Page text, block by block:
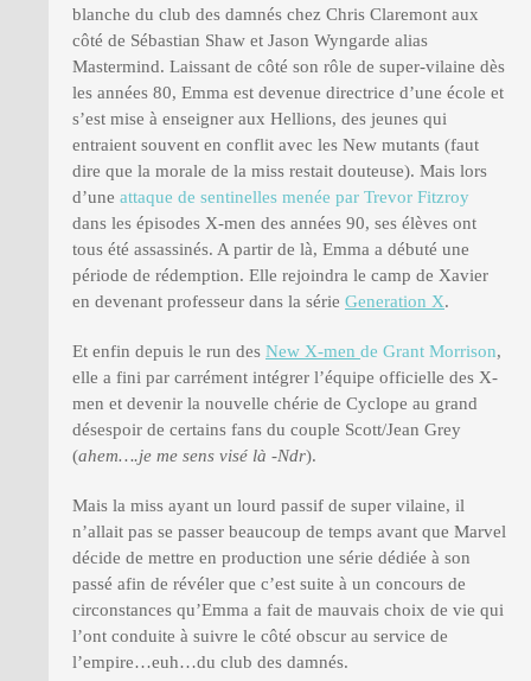
blanche du club des damnés chez Chris Claremont aux
côté de Sébastian Shaw et Jason Wyngarde alias
Mastermind. Laissant de côté son rôle de super-vilaine dès
les années 80, Emma est devenue directrice d’une école et
s’est mise à enseigner aux Hellions, des jeunes qui
entraient souvent en conflit avec les New mutants (faut
dire que la morale de la miss restait douteuse). Mais lors
d’une attaque de sentinelles menée par Trevor Fitzroy
dans les épisodes X-men des années 90, ses élèves ont
tous été assassinés. A partir de là, Emma a débuté une
période de rédemption. Elle rejoindra le camp de Xavier
en devenant professeur dans la série Generation X.
Et enfin depuis le run des New X-men de Grant Morrison,
elle a fini par carrément intégrer l’équipe officielle des X-
men et devenir la nouvelle chérie de Cyclope au grand
désespoir de certains fans du couple Scott/Jean Grey
(ahem….je me sens visé là -Ndr).
Mais la miss ayant un lourd passif de super vilaine, il
n’allait pas se passer beaucoup de temps avant que Marvel
décide de mettre en production une série dédiée à son
passé afin de révéler que c’est suite à un concours de
circonstances qu’Emma a fait de mauvais choix de vie qui
l’ont conduite à suivre le côté obscur au service de
l’empire…euh…du club des damnés.